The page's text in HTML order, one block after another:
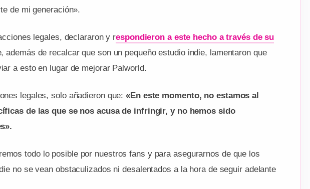
de mi generación».
legales, declararon y respondieron a este hecho a través de su
además de recalcar que son un pequeño estudio indie, lamentaron que
a esto en lugar de mejorar Palworld.
legales, solo añadieron que:«En este momento, no estamos al
de las que se nos acusa de infringir, y no hemos sido
todo lo posible por nuestros fans y para asegurarnos de que los
no se vean obstaculizados ni desalentados a la hora de seguir adelante